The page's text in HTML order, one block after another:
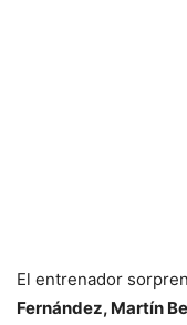
El entrenador
Fernández, Martín